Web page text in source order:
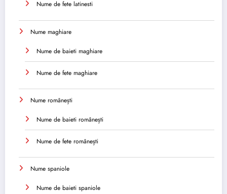
Nume de fete latinesti
Nume maghiare
Nume de baieti maghiare
Nume de fete maghiare
Nume românești
Nume de baieti românești
Nume de fete românești
Nume spaniole
Nume de baieti spaniole